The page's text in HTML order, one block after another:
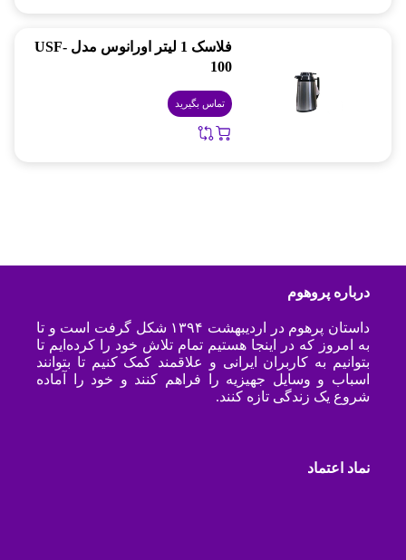
فلاسک 1 لیتر اورانوس مدل USF-
100
تماس بگیرید
درباره پروهوم
داستان پرهوم در اردیبهشت ۱۳۹۴ شکل گرفت است و تا
به امروز که در اینجا هستیم تمام تلاش خود را کرده‌ایم تا
بتوانیم به کاربران ایرانی و علاقمند کمک کنیم تا بتوانند
اسباب و وسایل جهیزیه را فراهم کنند و خود را آماده
شروع یک زندگی تازه کنند.
نماد اعتماد